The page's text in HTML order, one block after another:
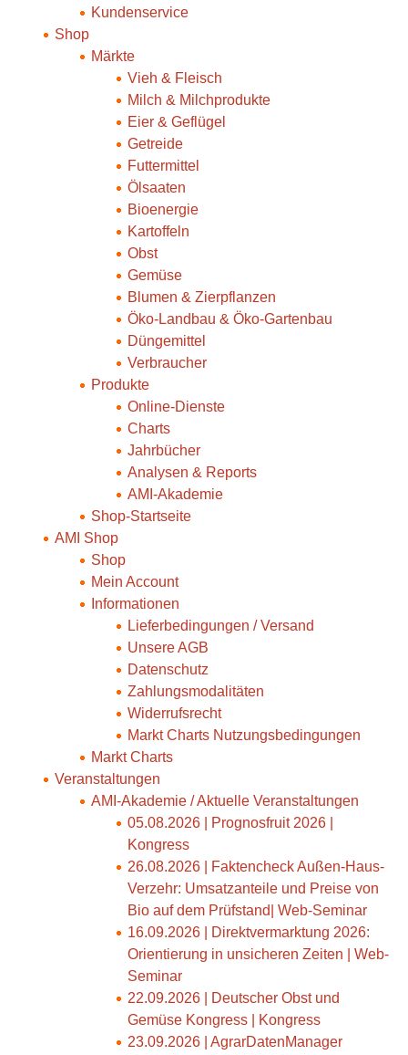
Kundenservice
Shop
Märkte
Vieh & Fleisch
Milch & Milchprodukte
Eier & Geflügel
Getreide
Futtermittel
Ölsaaten
Bioenergie
Kartoffeln
Obst
Gemüse
Blumen & Zierpflanzen
Öko-Landbau & Öko-Gartenbau
Düngemittel
Verbraucher
Produkte
Online-Dienste
Charts
Jahrbücher
Analysen & Reports
AMI-Akademie
Shop-Startseite
AMI Shop
Shop
Mein Account
Informationen
Lieferbedingungen / Versand
Unsere AGB
Datenschutz
Zahlungsmodalitäten
Widerrufsrecht
Markt Charts Nutzungsbedingungen
Markt Charts
Veranstaltungen
AMI-Akademie / Aktuelle Veranstaltungen
05.08.2026 | Prognosfruit 2026 |
Kongress
26.08.2026 | Faktencheck Außen-Haus-
Verzehr: Umsatzanteile und Preise von
Bio auf dem Prüfstand| Web-Seminar
16.09.2026 | Direktvermarktung 2026:
Orientierung in unsicheren Zeiten | Web-
Seminar
22.09.2026 | Deutscher Obst und
Gemüse Kongress | Kongress
23.09.2026 | AgrarDatenManager